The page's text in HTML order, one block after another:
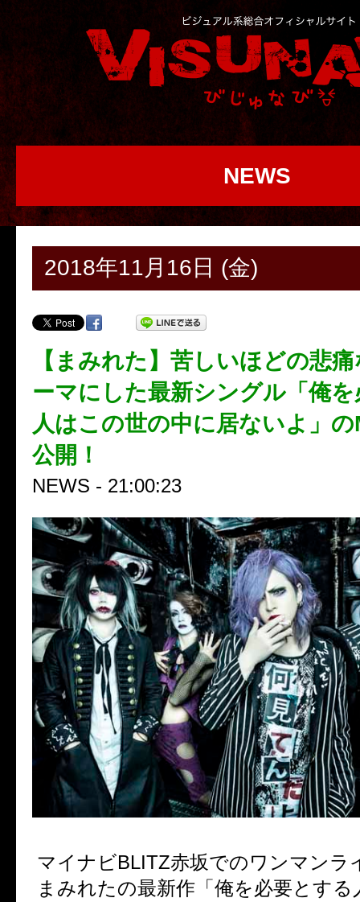
NEWS
2018年11月16日 (金)
【まみれた】苦しいほどの悲
ーマにした最新シングル「俺
人はこの世の中に居ないよ」
公開！
NEWS - 21:00:23
マイナビBLITZ赤坂でのワンマンラ
まみれたの最新作「俺を必要とす